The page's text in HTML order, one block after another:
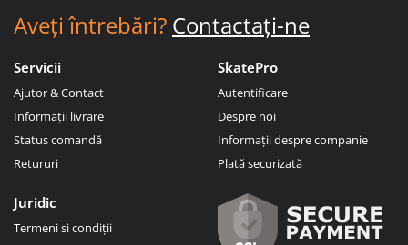
Aveți întrebări? Contactați-ne
Servicii
Ajutor & Contact
Informații livrare
Status comandă
Retururi
SkatePro
Autentificare
Despre noi
Informații despre companie
Plată securizată
Juridic
Termeni si condiții